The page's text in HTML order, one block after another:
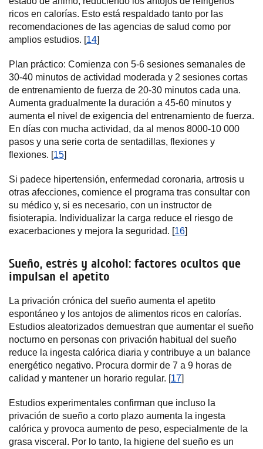
ricos en calorías. Esto está respaldado tanto por las
recomendaciones de las agencias de salud como por
amplios estudios. [14]
Plan práctico: Comienza con 5-6 sesiones semanales de
30-40 minutos de actividad moderada y 2 sesiones cortas
de entrenamiento de fuerza de 20-30 minutos cada una.
Aumenta gradualmente la duración a 45-60 minutos y
aumenta el nivel de exigencia del entrenamiento de fuerza.
En días con mucha actividad, da al menos 8000-10 000
pasos y una serie corta de sentadillas, flexiones y
flexiones. [15]
Si padece hipertensión, enfermedad coronaria, artrosis u
otras afecciones, comience el programa tras consultar con
su médico y, si es necesario, con un instructor de
fisioterapia. Individualizar la carga reduce el riesgo de
exacerbaciones y mejora la seguridad. [16]
Sueño, estrés y alcohol: factores ocultos que
impulsan el apetito
La privación crónica del sueño aumenta el apetito
espontáneo y los antojos de alimentos ricos en calorías.
Estudios aleatorizados demuestran que aumentar el sueño
nocturno en personas con privación habitual del sueño
reduce la ingesta calórica diaria y contribuye a un balance
energético negativo. Procura dormir de 7 a 9 horas de
calidad y mantener un horario regular. [17]
Estudios experimentales confirman que incluso la
privación de sueño a corto plazo aumenta la ingesta
calórica y provoca aumento de peso, especialmente de la
grasa visceral. Por lo tanto, la higiene del sueño es un